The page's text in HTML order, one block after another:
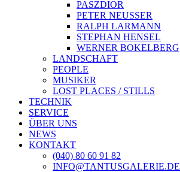
PASZDIOR
PETER NEUSSER
RALPH LARMANN
STEPHAN HENSEL
WERNER BOKELBERG
LANDSCHAFT
PEOPLE
MUSIKER
LOST PLACES / STILLS
TECHNIK
SERVICE
ÜBER UNS
NEWS
KONTAKT
(040) 80 60 91 82
INFO@TANTUSGALERIE.DE